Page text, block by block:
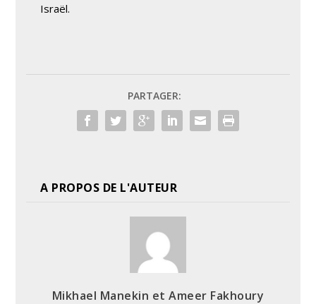
Israël.
PARTAGER:
A PROPOS DE L'AUTEUR
Mikhael Manekin et Ameer Fakhoury